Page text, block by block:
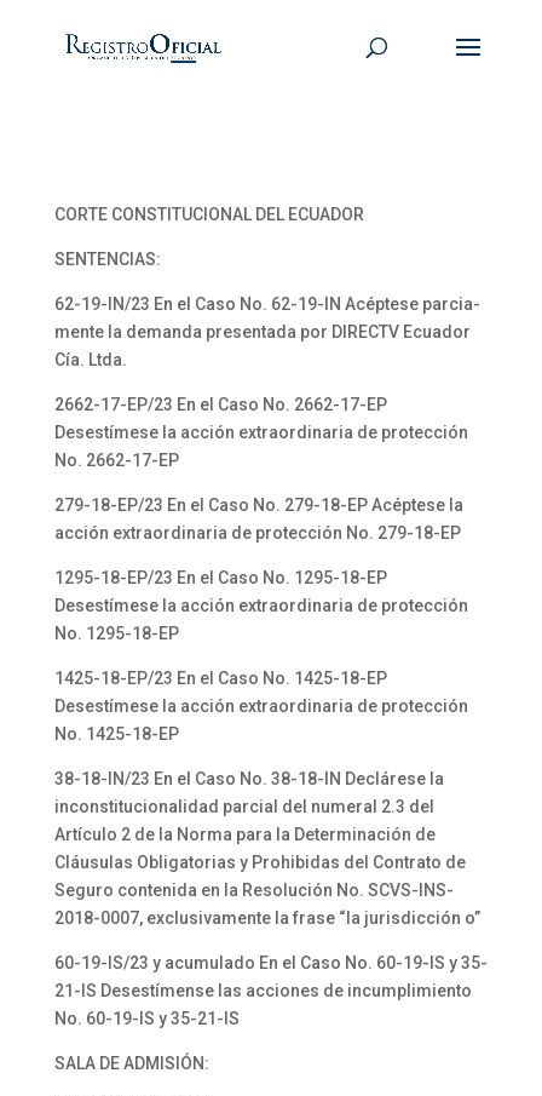
CORTE CONSTITUCIONAL DEL ECUADOR
SENTENCIAS:
62-19-IN/23 En el Caso No. 62-19-IN Acéptese parcia-
mente la demanda presentada por DIRECTV Ecuador
Cía. Ltda.
2662-17-EP/23 En el Caso No. 2662-17-EP
Desestímese la acción extraordinaria de protección
No. 2662-17-EP
279-18-EP/23 En el Caso No. 279-18-EP Acéptese la
acción extraordinaria de protección No. 279-18-EP
1295-18-EP/23 En el Caso No. 1295-18-EP
Desestímese la acción extraordinaria de protección
No. 1295-18-EP
1425-18-EP/23 En el Caso No. 1425-18-EP
Desestímese la acción extraordinaria de protección
No. 1425-18-EP
38-18-IN/23 En el Caso No. 38-18-IN Declárese la
inconstitucionalidad parcial del numeral 2.3 del
Artículo 2 de la Norma para la Determinación de
Cláusulas Obligatorias y Prohibidas del Contrato de
Seguro contenida en la Resolución No. SCVS-INS-
2018-0007, exclusivamente la frase “la jurisdicción o”
60-19-IS/23 y acumulado En el Caso No. 60-19-IS y 35-
21-IS Desestímense las acciones de incumplimiento
No. 60-19-IS y 35-21-IS
SALA DE ADMISIÓN: